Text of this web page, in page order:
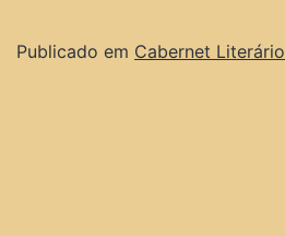
Publicado em Cabernet Literário